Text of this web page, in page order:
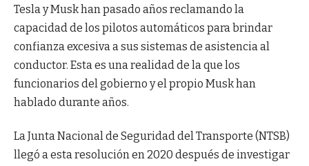
Tesla y Musk han pasado años reclamando la
capacidad de los pilotos automáticos para brindar
confianza excesiva a sus sistemas de asistencia al
conductor. Esta es una realidad de la que los
funcionarios del gobierno y el propio Musk han
hablado durante años.
La Junta Nacional de Seguridad del Transporte (NTSB)
llegó a esta resolución en 2020 después de investigar